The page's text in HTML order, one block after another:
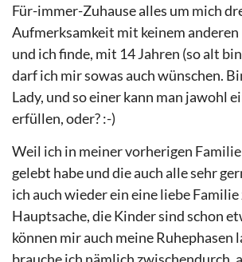
Für-immer-Zuhause alles um mich
Aufmerksamkeit mit keinem
und ich finde, mit 14 Jahren (so alt
darf ich mir sowas auch wünschen.
Lady, und so einer kann man jawohl
erfüllen, oder? :-)
Weil ich in meiner vorherigen
gelebt habe und die auch alle sehr
ich auch wieder ein eine liebe Familie
Hauptsache, die Kinder sind schon
können mir auch meine Ruhephasen